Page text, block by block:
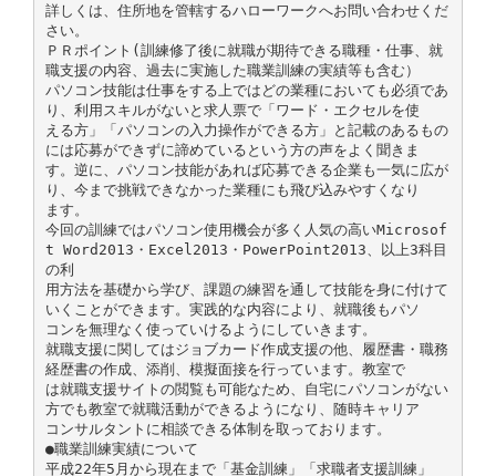
詳しくは、住所地を管轄するハローワークへお問い合わせくだ
さい。
ＰＲポイント(訓練修了後に就職が期待できる職種・仕事、就
職支援の内容、過去に実施した職業訓練の実績等も含む）
パソコン技能は仕事をする上ではどの業種においても必須であ
り、利用スキルがないと求人票で「ワード・エクセルを使
える方」「パソコンの入力操作ができる方」と記載のあるもの
には応募ができずに諦めているという方の声をよく聞きま
す。逆に、パソコン技能があれば応募できる企業も一気に広が
り、今まで挑戦できなかった業種にも飛び込みやすくなり
ます。
今回の訓練ではパソコン使用機会が多く人気の高いMicrosof
t Word2013・Excel2013・PowerPoint2013、以上3科目
の利
用方法を基礎から学び、課題の練習を通して技能を身に付けて
いくことができます。実践的な内容により、就職後もパソ
コンを無理なく使っていけるようにしていきます。
就職支援に関してはジョブカード作成支援の他、履歴書・職務
経歴書の作成、添削、模擬面接を行っています。教室で
は就職支援サイトの閲覧も可能なため、自宅にパソコンがない
方でも教室で就職活動ができるようになり、随時キャリア
コンサルタントに相談できる体制を取っております。
●職業訓練実績について
平成22年5月から現在まで「基金訓練」「求職者支援訓練」